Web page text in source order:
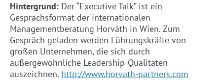
Hintergrund: Der “Executive Talk” ist ein
Gesprächsformat der internationalen
Managementberatung Horváth in Wien. Zum
Gespräch geladen werden Führungskräfte von
großen Unternehmen, die sich durch
außergewöhnliche Leadership-Qualitäten
auszeichnen. http://www.horvath-partners.com